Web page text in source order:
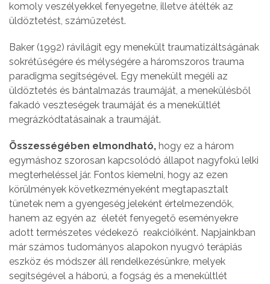
komoly veszélyekkel fenyegetne, illetve átélték az
üldöztetést, száműzetést.
Baker (1992) rávilágít egy menekült traumatizáltságának
sokrétűségére és mélységére a háromszoros trauma
paradigma segítségével. Egy menekült megéli az
üldöztetés és bántalmazás traumáját, a menekülésből
fakadó veszteségek traumáját és a menekültlét
megrázkódtatásainak a traumáját.
Összességében elmondható, hogy ez a három
egymáshoz szorosan kapcsolódó állapot nagyfokú lelki
megterheléssel jár. Fontos kiemelni, hogy az ezen
körülmények következményeként megtapasztalt
tünetek nem a gyengeség jeleként értelmezendők,
hanem az egyén az életét fenyegető eseményekre
adott természetes védekező reakcióiként. Napjainkban
már számos tudományos alapokon nyugvó terápiás
eszköz és módszer áll rendelkezésünkre, melyek
segítségével a háború, a fogság és a menekültlét